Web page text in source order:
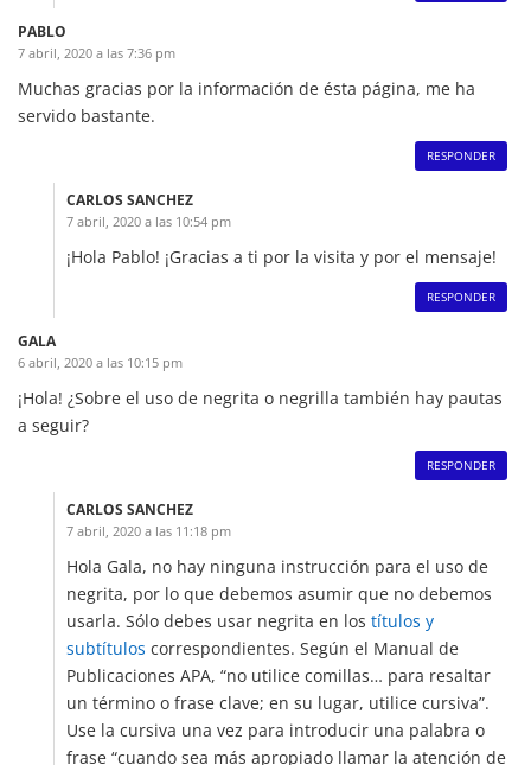
PABLO
7 abril, 2020 a las 7:36 pm
Muchas gracias por la información de ésta página, me ha
servido bastante.
RESPONDER
CARLOS SANCHEZ
7 abril, 2020 a las 10:54 pm
¡Hola Pablo! ¡Gracias a ti por la visita y por el mensaje!
RESPONDER
GALA
6 abril, 2020 a las 10:15 pm
¡Hola! ¿Sobre el uso de negrita o negrilla también hay pautas
a seguir?
RESPONDER
CARLOS SANCHEZ
7 abril, 2020 a las 11:18 pm
Hola Gala, no hay ninguna instrucción para el uso de
negrita, por lo que debemos asumir que no debemos
usarla. Sólo debes usar negrita en los títulos y
subtítulos correspondientes. Según el Manual de
Publicaciones APA, “no utilice comillas… para resaltar
un término o frase clave; en su lugar, utilice cursiva”.
Use la cursiva una vez para introducir una palabra o
frase “cuando sea más apropiado llamar la atención de